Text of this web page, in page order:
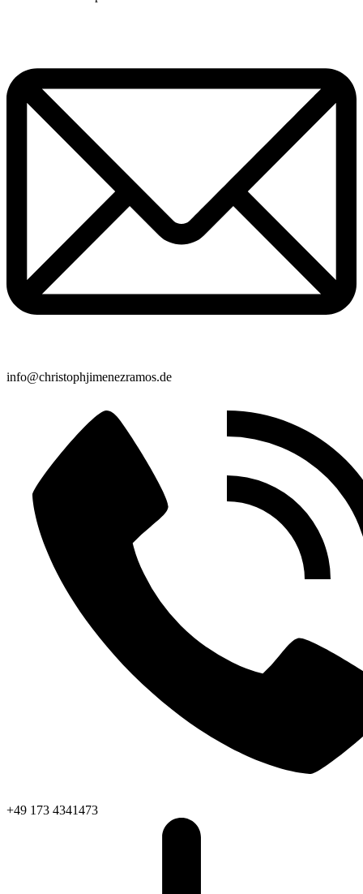
info@christophjimenezramos.de
+49 173 4341473